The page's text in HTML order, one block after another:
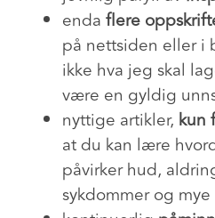
enda flere
på nettsiden eller i
ikke hva jeg skal
være en gyldig
nyttige artikler, kun
at du kan lære
påvirker hud,
sykdommer og